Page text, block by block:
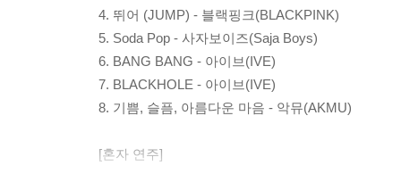
4. 뛰어 (JUMP) - 블랙핑크(BLACKPINK)
5. Soda Pop - 사자보이즈(Saja Boys)
6. BANG BANG - 아이브(IVE)
7. BLACKHOLE - 아이브(IVE)
8. 기쁨, 슬픔, 아름다운 마음 - 악뮤(AKMU)
[혼자 연주]